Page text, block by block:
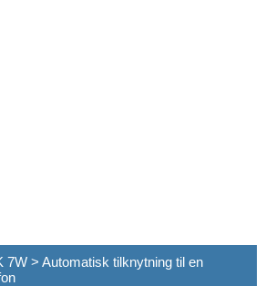
7W > Automatisk tilknytning til en